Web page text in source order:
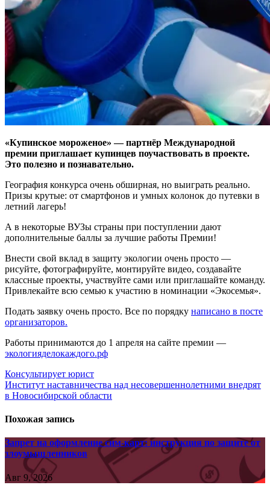
«Купинское мороженое» — партнёр Международной
премии приглашает купинцев поучаствовать в проекте.
Это полезно и познавательно.
География конкурса очень обширная, но выиграть реально.
Призы крутые: от смартфонов и умных колонок до путевки в
летний лагерь!
А в некоторые ВУЗы страны при поступлении дают
дополнительные баллы за лучшие работы Премии!
Внести свой вклад в защиту экологии очень просто —
рисуйте, фотографируйте, монтируйте видео, создавайте
классные проекты, участвуйте сами или приглашайте команду.
Привлекайте всю семью к участию в номинации «Экосемья».
Подать заявку очень просто. Все по порядку написано в посте
организаторов.
Работы принимаются до 1 апреля на сайте премии —
экологияделокаждого.рф
Навигация
по
Консультирует юрист
Институт наставничества над несовершеннолетними внедрят
в Новосибирской области
Похожая запись
Запрет на оформление сим-карт: инструкция по защите от
злоумышленников
Авг 9, 2026